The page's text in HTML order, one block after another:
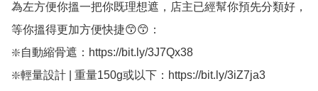
為左方便你搵一把你既理想遮，店主已經幫你預先分類好，
等你搵得更加方便快捷😙😙：
❇️自動縮骨遮：https://bit.ly/3J7Qx38
❇️輕量設計 | 重量150g或以下：https://bit.ly/3iZ7ja3